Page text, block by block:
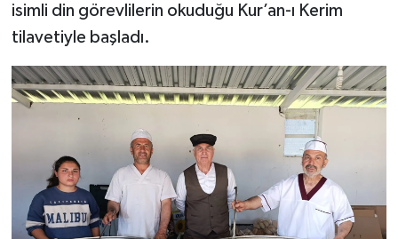
isimli din görevlilerin okuduğu Kur’an-ı Kerim
tilavetiyle başladı.